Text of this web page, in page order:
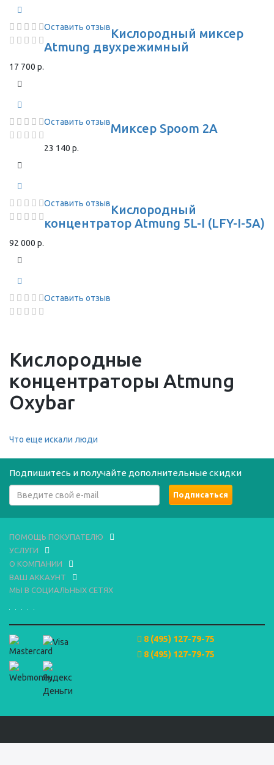
Оставить отзывКислородный миксер
Atmung двухрежимный
17 700 р.
Оставить отзывМиксер Spoom 2A
23 140 р.
Оставить отзывКислородный
концентратор Atmung 5L-I (LFY-I-5A)
92 000 р.
Оставить отзыв
Кислородные
концентраторы Atmung
Oxybar
Что еще искали люди
Подпишитесь и получайте дополнительные скидки
ПОМОЩЬ ПОКУПАТЕЛЮ
УСЛУГИ
О КОМПАНИИ
ВАШ АККАУНТ
МЫ В СОЦИАЛЬНЫХ СЕТЯХ
8 (495) 127-79-75
8 (495) 127-79-75